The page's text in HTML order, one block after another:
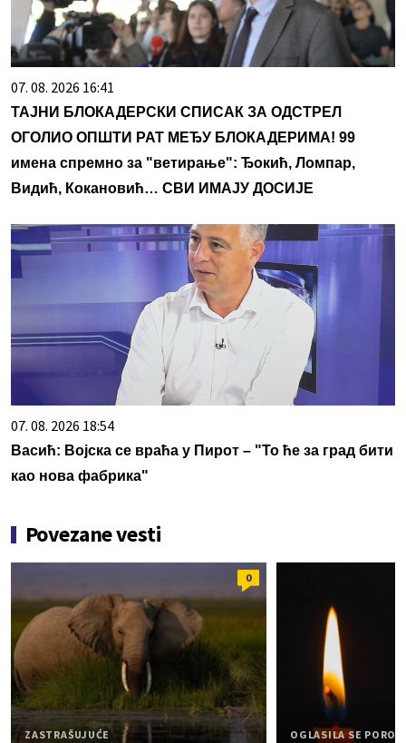
07. 08. 2026 16:41
ТАЈНИ БЛОКАДЕРСКИ СПИСАК ЗА ОДСТРЕЛ
ОГОЛИО ОПШТИ РАТ МЕЂУ БЛОКАДЕРИМА! 99
имена спремно за "ветирање": Ђокић, Ломпар,
Видић, Кокановић… СВИ ИМАЈУ ДОСИЈЕ
07. 08. 2026 18:54
Васић: Војска се враћа у Пирот – "То ће за град бити
као нова фабрика"
Povezane vesti
0
ZASTRAŠUJUĆE OGLASILA SE